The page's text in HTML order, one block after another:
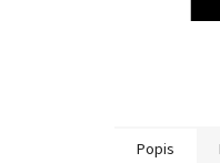
Popis